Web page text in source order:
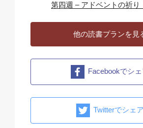
第四週 – アドベントの祈り
他の読書プランを見
Facebookでシ
Twitterでシェア